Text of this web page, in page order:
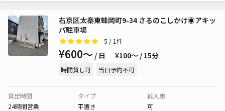
右京区太秦東蜂岡町9-34 さるのこしかけ◉アキッ
パ駐車場
5 / 1件
¥600〜 / 日 ¥100〜 / 15分
時間貸し可 当日予約不可
貸出時間
24時間営業
タイプ
平置き
再入庫
可